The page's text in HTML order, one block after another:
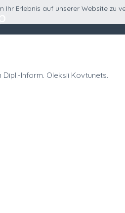
Inform. Oleksii Kovtunets.
Ihr Erlebnis auf unserer Website zu